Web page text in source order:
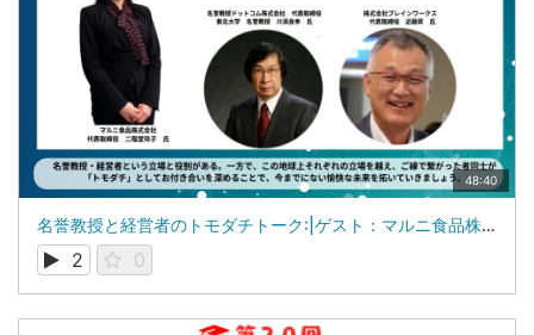
48:40
名誉教授と経営者のトモダチトーク:|ゲスト：マルニ食品株式会社 代表取締役 二階堂 玲子 氏
2 0